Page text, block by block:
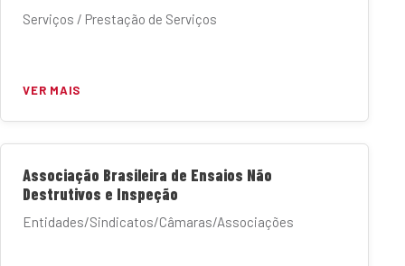
Serviços / Prestação de Serviços
VER MAIS
Associação Brasileira de Ensaios Não
Destrutivos e Inspeção
Entidades/Sindicatos/Câmaras/Associações